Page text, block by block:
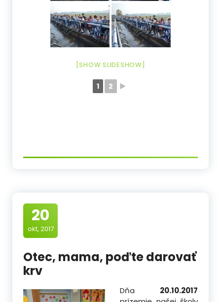
[SHOW SLIDESHOW]
1 2 ►
20
okt, 2017
Otec, mama, poďte darovať
krv
Dňa 20.10.2017